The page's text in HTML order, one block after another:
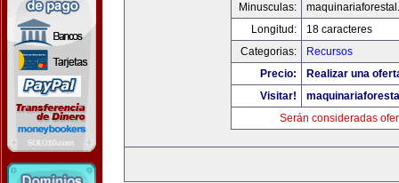
Minusculas:
Longitud:
18 caracteres
Categorias:
Recursos
Precio:
Realizar una
Visitar!
Serán consideradas